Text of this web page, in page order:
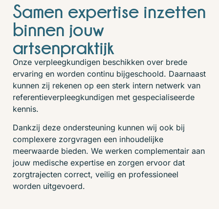
Samen expertise inzetten
binnen jouw
artsenpraktijk
Onze verpleegkundigen beschikken over brede
ervaring en worden continu bijgeschoold. Daarnaast
kunnen zij rekenen op een sterk intern netwerk van
referentieverpleegkundigen met gespecialiseerde
kennis.
Dankzij deze ondersteuning kunnen wij ook bij
complexere zorgvragen een inhoudelijke
meerwaarde bieden. We werken complementair aan
jouw medische expertise en zorgen ervoor dat
zorgtrajecten correct, veilig en professioneel
worden uitgevoerd.